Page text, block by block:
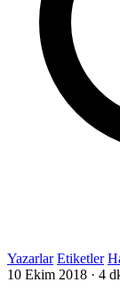
Yazarlar Etiketler
10 Ekim 2018 · 4